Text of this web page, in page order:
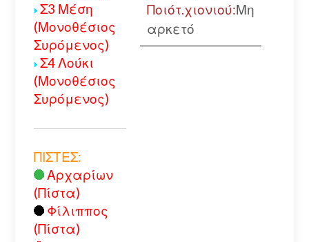
Σ3 Μέση
(Μονοθέσιος
Συρόμενος)
Σ4 Λούκι
(Μονοθέσιος
Συρόμενος)
ΠΙΣΤΕΣ:
Αρχαρίων
(Πίστα)
Φίλιππος
(Πίστα)
Ποιότ.χιονιού:Μη
αρκετό